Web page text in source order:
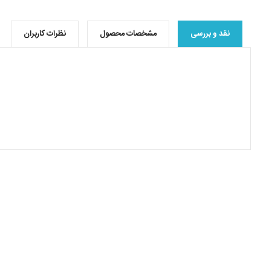
نقد و بررسی مشخصات محصول نظرات کاربران